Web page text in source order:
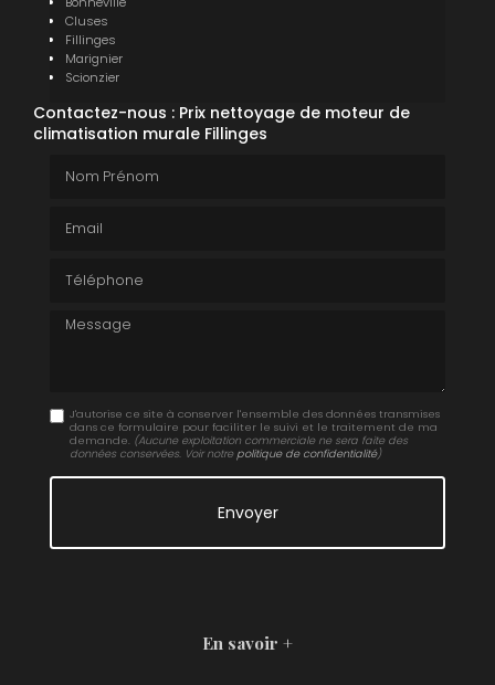
Cluses
Fillinges
Marignier
Scionzier
Contactez-nous : Prix nettoyage de moteur de
climatisation murale Fillinges
Message
J'autorise ce site à conserver l'ensemble des données transmises
dans ce formulaire pour faciliter le suivi et le traitement de ma
demande. (Aucune exploitation commerciale ne sera faite des
données conservées. Voir notre politique de confidentialité)
En savoir +